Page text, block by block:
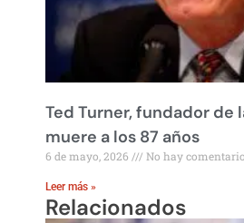
Ted Turner, fundador de
muere a los 87 años
6 de mayo, 2026 No hay
Leer más »
Relacionados